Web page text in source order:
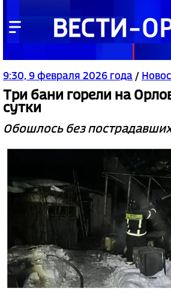
9:30, 9 февраля 2026 года /
Три бани горели на
сутки
Обошлось без